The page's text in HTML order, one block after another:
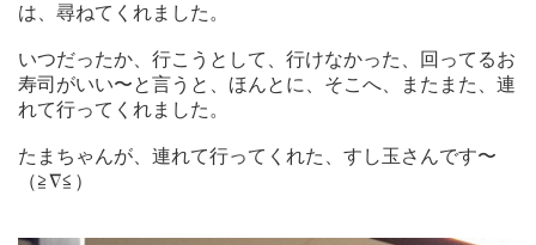
は、尋ねてくれました。
いつだったか、行こうとして、行けなかった、回ってるお
寿司がいい〜と言うと、ほんとに、そこへ、またまた、連
れて行ってくれました。
たまちゃんが、連れて行ってくれた、すし玉さんです〜
（≧∇≦）